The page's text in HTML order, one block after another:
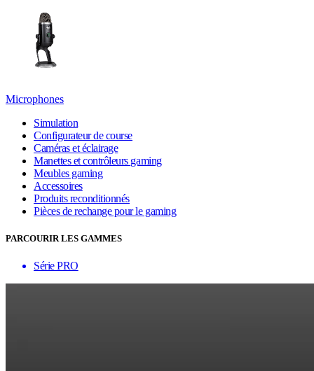
Microphones
Simulation
Configurateur de course
Caméras et éclairage
Manettes et contrôleurs gaming
Meubles gaming
Accessoires
Produits reconditionnés
Pièces de rechange pour le gaming
PARCOURIR LES GAMMES
Série PRO